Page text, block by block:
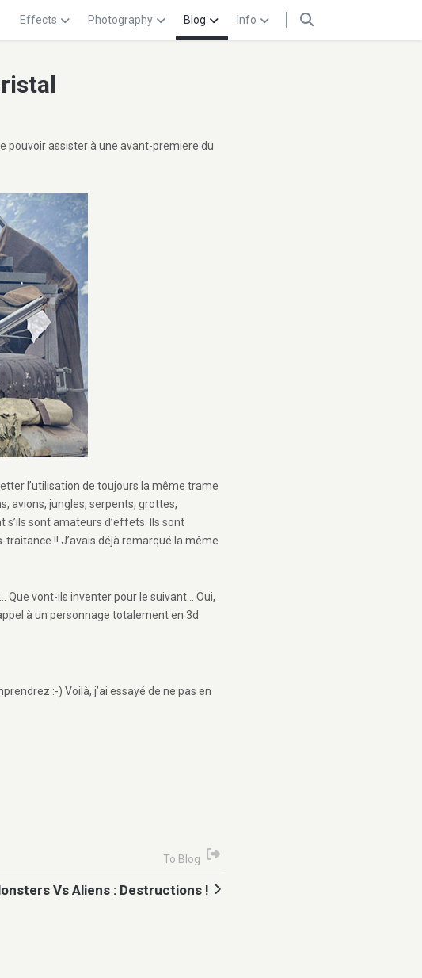
Effects Photography Blog Info
pouvoir assister à une avant-premiere du
l’utilisation de toujours la même trame
avions, jungles, serpents, grottes,
sont amateurs d’effets. Ils sont
!! J’avais déjà remarqué la même
Que vont-ils inventer pour le suivant… Oui,
à un personnage totalement en 3d
:-) Voilà, j’ai essayé de ne pas en
To Blog
Vs Aliens : Destructions !